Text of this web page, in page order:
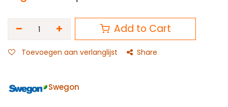
Add to Cart
Toevoegen aan verlanglijst Share
Swegon